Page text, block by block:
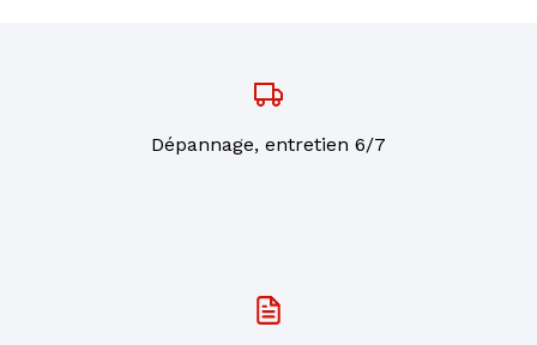
Dépannage, entretien 6/7